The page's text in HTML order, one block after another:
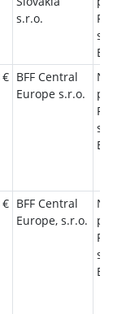
s.r.o.
€ BFF Central
Europe s.r.o.
€ BFF Central
Europe, s.r.o.